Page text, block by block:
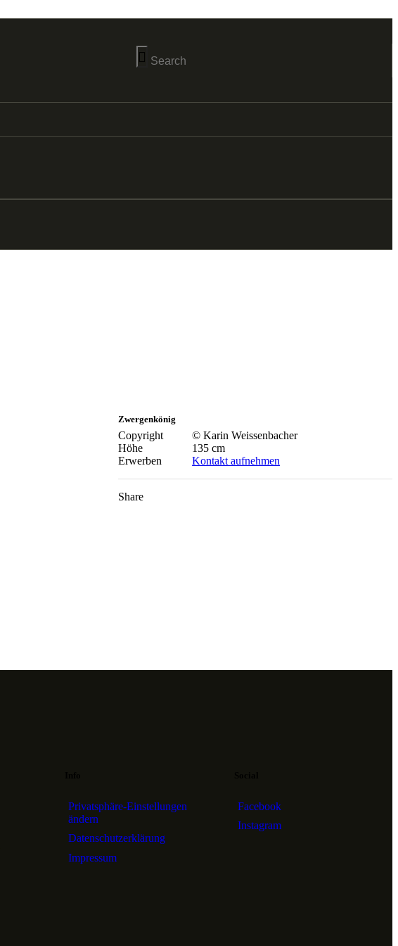
Zwergenkönig
Copyright
© Karin Weissenbacher
Höhe
135 cm
Erwerben
Kontakt aufnehmen
Share
Privatsphäre-Einstellungen
ändern
Datenschutzerklärung
Impressum
Facebook
Instagram